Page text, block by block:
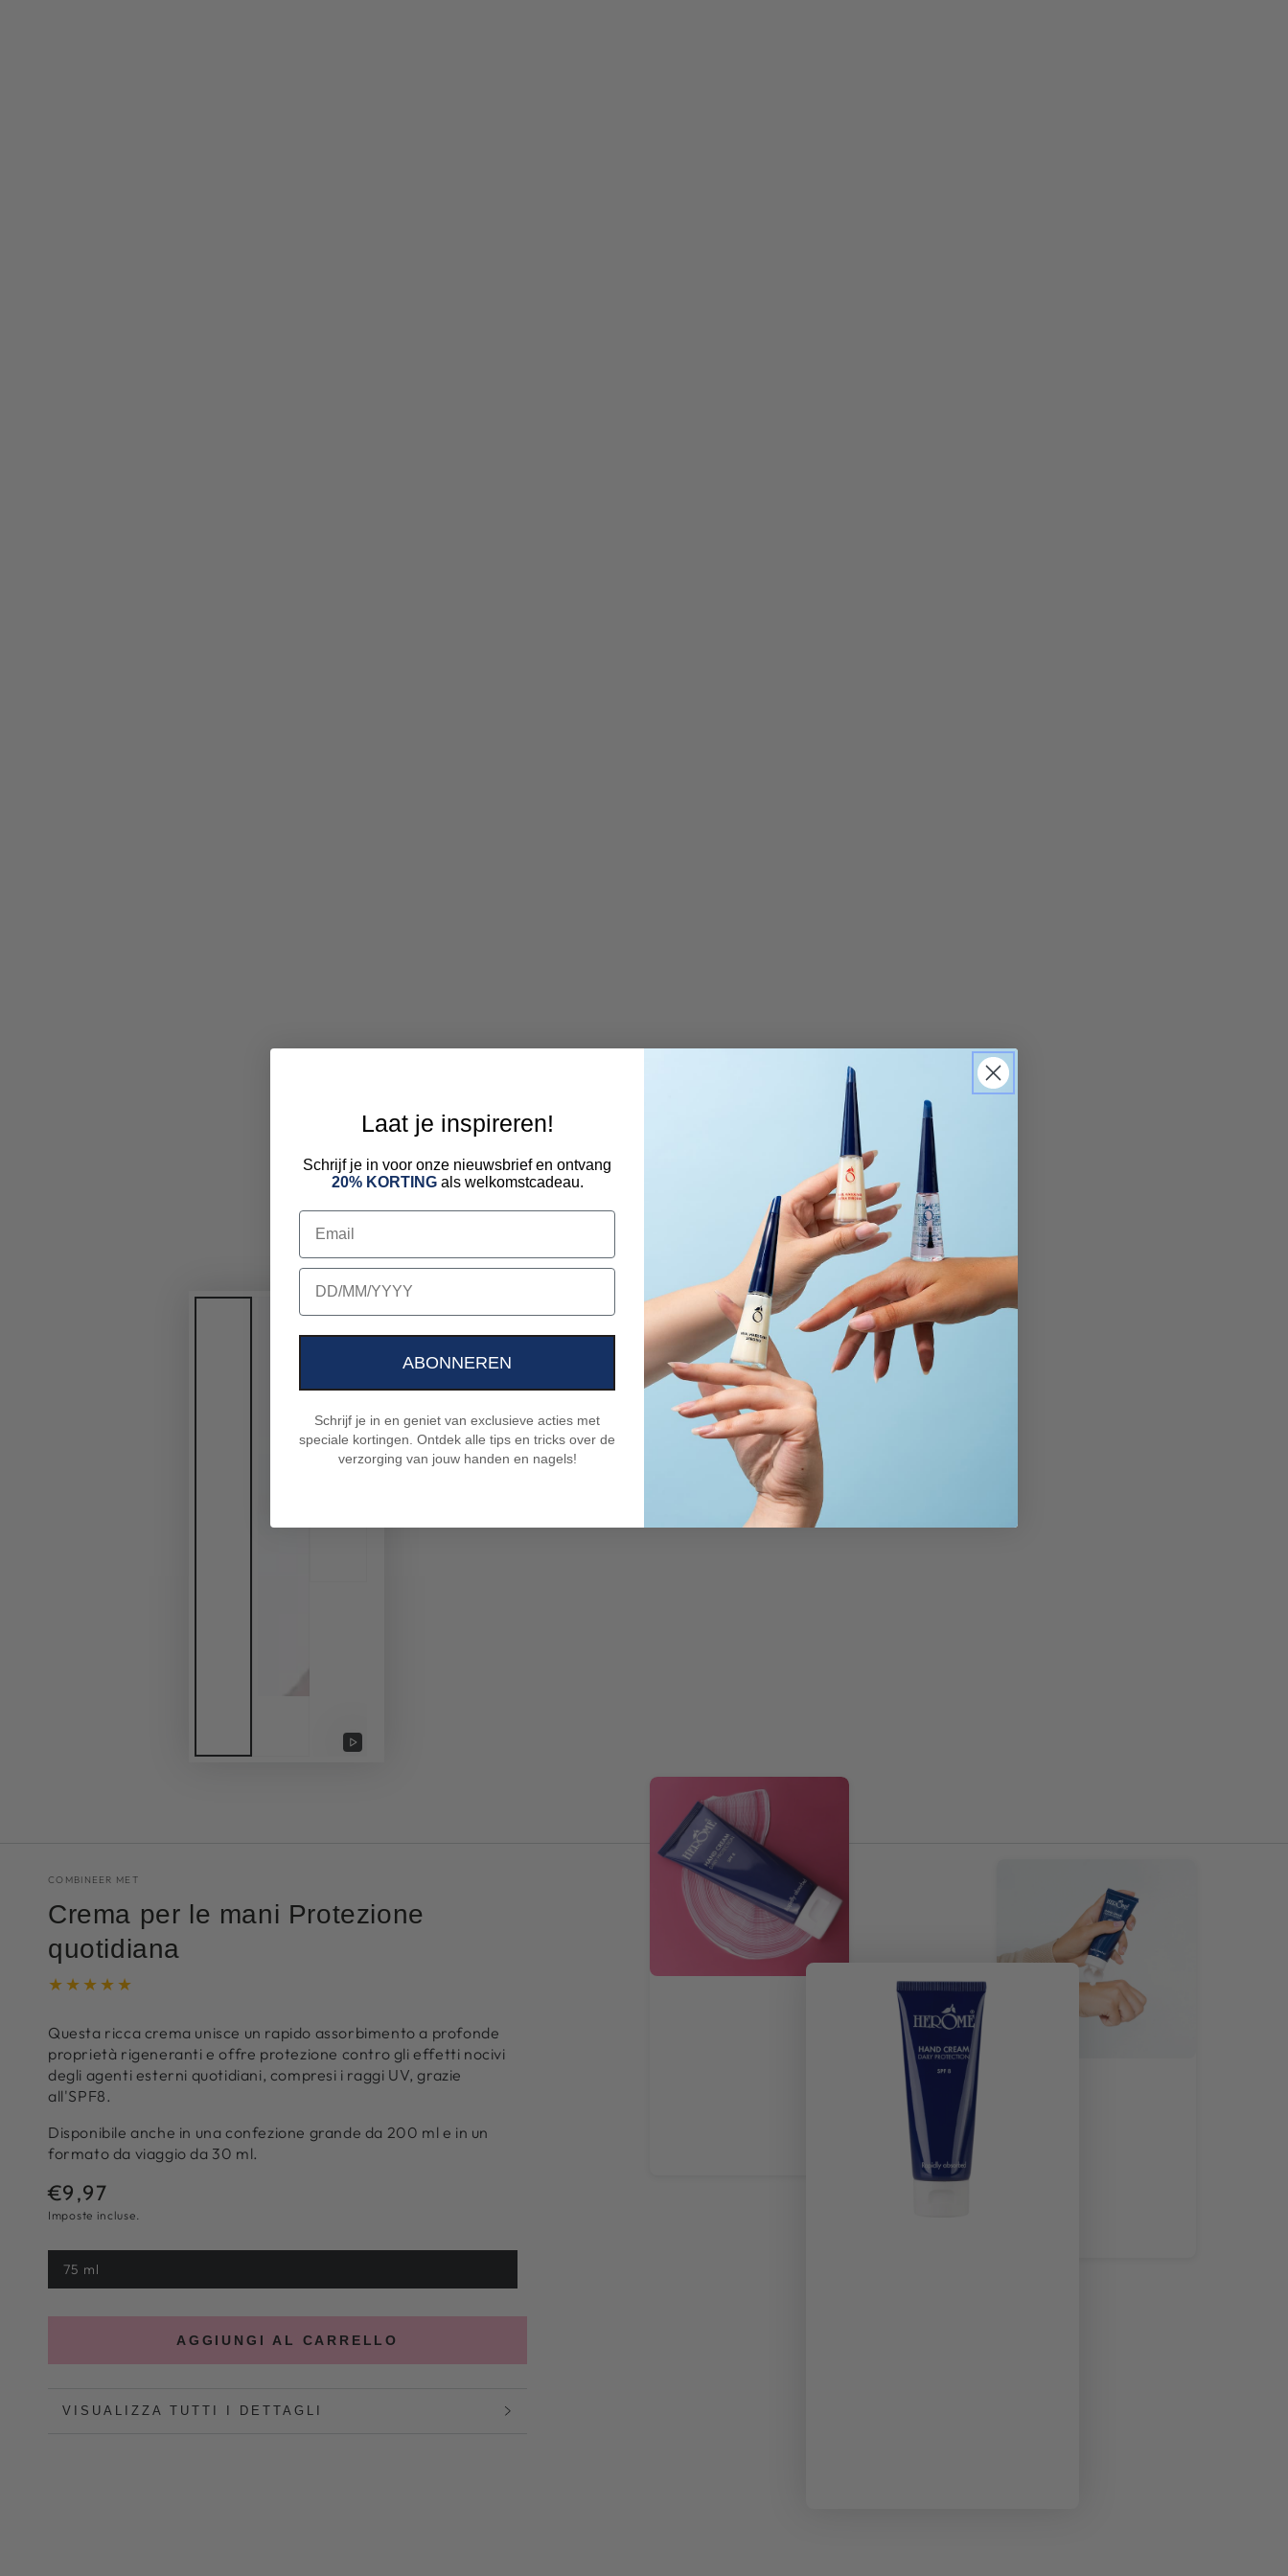
Riproduci
COMBINEER MET
Crema per le mani Protezione
quotidiana
Questa ricca crema unisce un rapido assorbimento a profonde
proprietà rigeneranti e offre protezione contro gli effetti nocivi
degli agenti esterni quotidiani, compresi i raggi UV, grazie
all'SPF8.
Disponibile anche in una confezione grande da 200 ml e in un
formato da viaggio da 30 ml.
Prezzo
normale
€9,97
Imposte incluse.
75 ml
Variante
esaurita
non
AGGIUNGI AL CARRELLO
VISUALIZZA TUTTI I DETTAGLI
Laat je inspireren!
Schrijf je in voor onze nieuwsbrief en ontvang
20% KORTINGals welkomstcadeau.
Email
birthday
ABONNEREN
Schrijf je in en geniet van exclusieve acties met
speciale kortingen. Ontdek alle tips en tricks over de
verzorging van jouw handen en nagels!